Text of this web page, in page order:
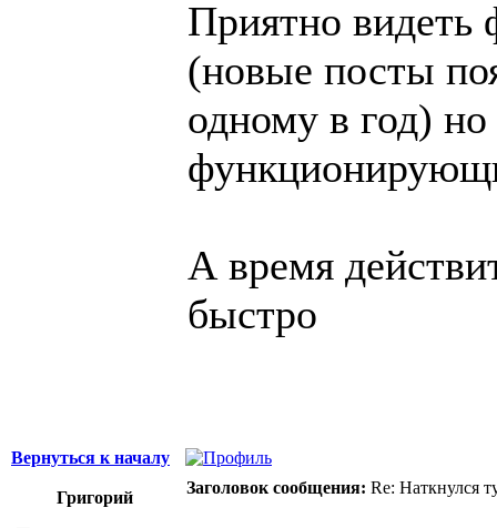
Приятно
(новые посты
одному в год)
А время
быстро
Вернуться к началу
Григорий
Заголовок сообщения: Re: Наткнулся